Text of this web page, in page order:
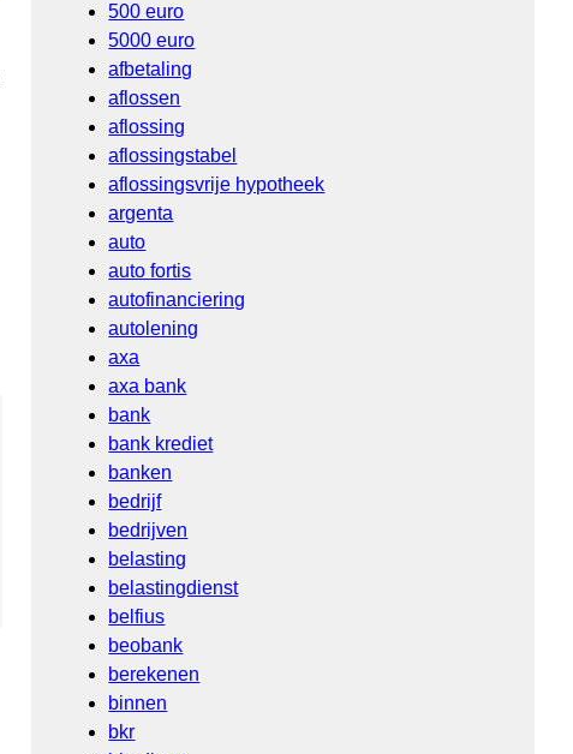
500 euro
5000 euro
afbetaling
aflossen
aflossing
aflossingstabel
aflossingsvrije hypotheek
argenta
auto
auto fortis
autofinanciering
autolening
axa
axa bank
bank
bank krediet
banken
bedrijf
bedrijven
belasting
belastingdienst
belfius
beobank
berekenen
binnen
bkr